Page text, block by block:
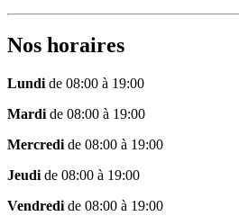
Nos horaires
Lundi de 08:00 à 19:00
Mardi de 08:00 à 19:00
Mercredi de 08:00 à 19:00
Jeudi de 08:00 à 19:00
Vendredi de 08:00 à 19:00